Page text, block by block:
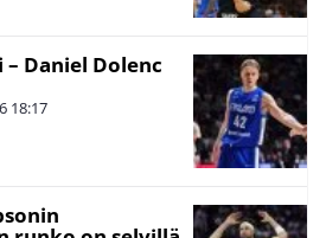
– Daniel Dolenc
18:17